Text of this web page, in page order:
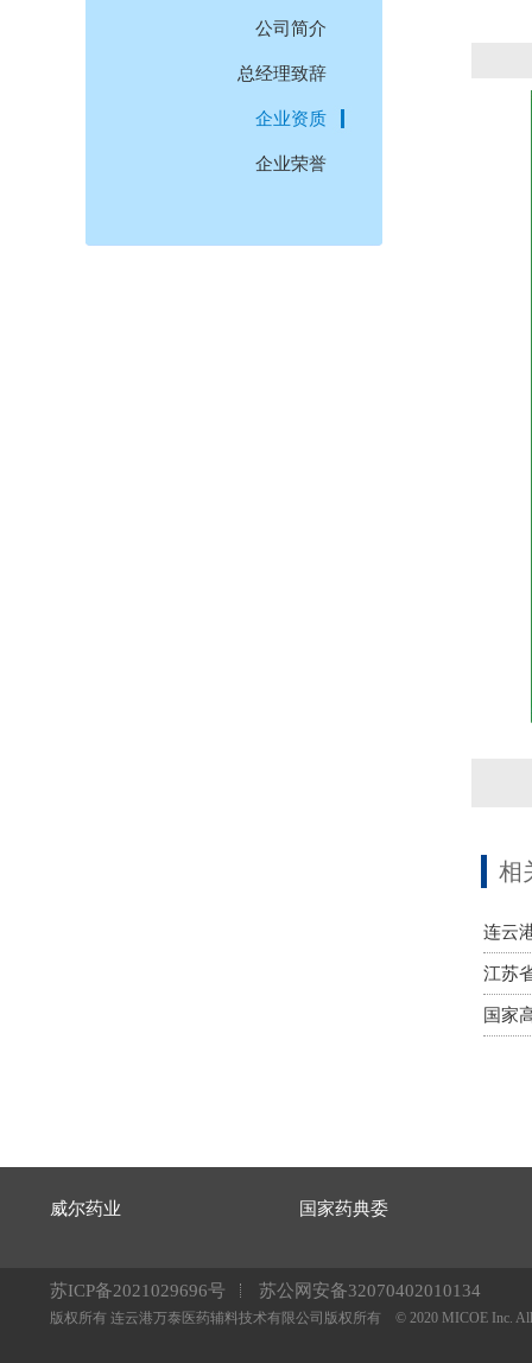
公司简介
总经理致辞
企业资质
企业荣誉
相
连云
江苏
国家
威尔药业 国家药典委
苏ICP备2021029696号 苏公网安备32070402010134
版权所有 连云港万泰医药辅料技术有限公司版权所有 © 2020 MICOE Inc. All